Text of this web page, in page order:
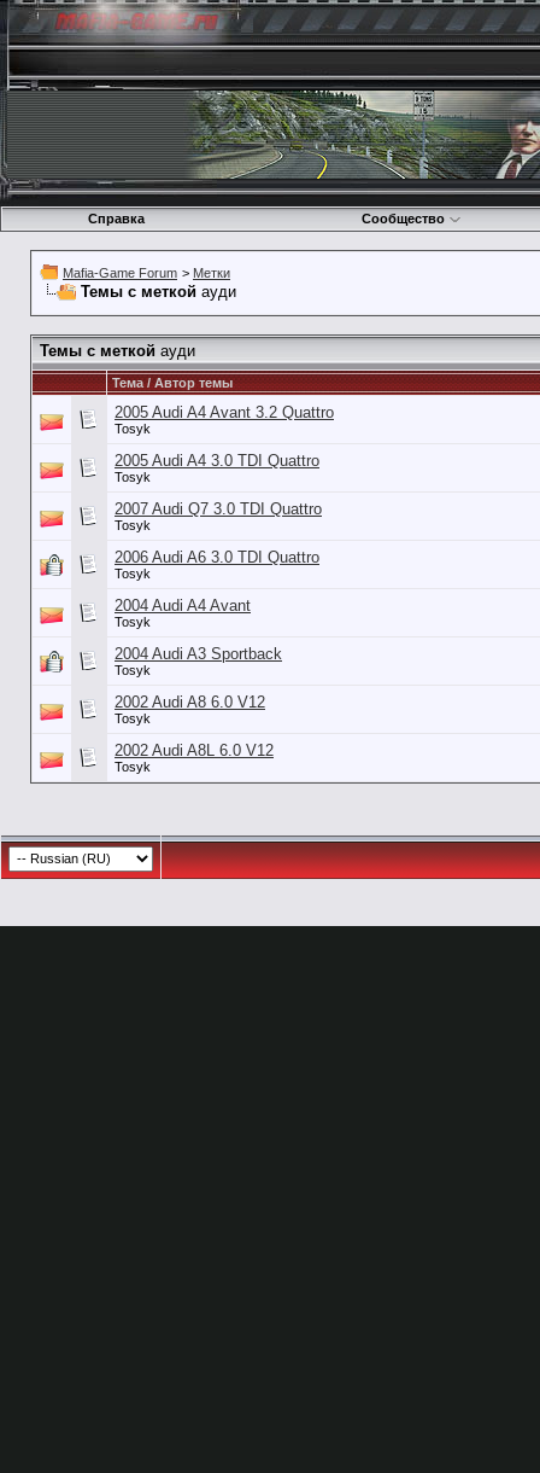
Справка Сообщество
Mafia-Game Forum > Метки
Темы с меткой ауди
Темы с меткой ауди
Тема / Автор темы
2005 Audi A4 Avant 3.2 Quattro
Tosyk
2005 Audi A4 3.0 TDI Quattro
Tosyk
2007 Audi Q7 3.0 TDI Quattro
Tosyk
2006 Audi A6 3.0 TDI Quattro
Tosyk
2004 Audi A4 Avant
Tosyk
2004 Audi A3 Sportback
Tosyk
2002 Audi A8 6.0 V12
Tosyk
2002 Audi A8L 6.0 V12
Tosyk